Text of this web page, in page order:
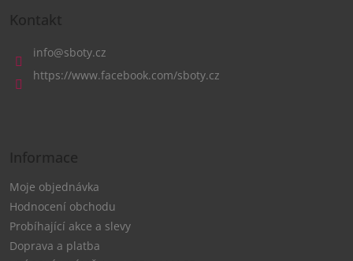
Kontakt
info@sboty.cz
https://www.facebook.com/sboty.cz
Informace
Moje objednávka
Hodnocení obchodu
Probíhající akce a slevy
Doprava a platba